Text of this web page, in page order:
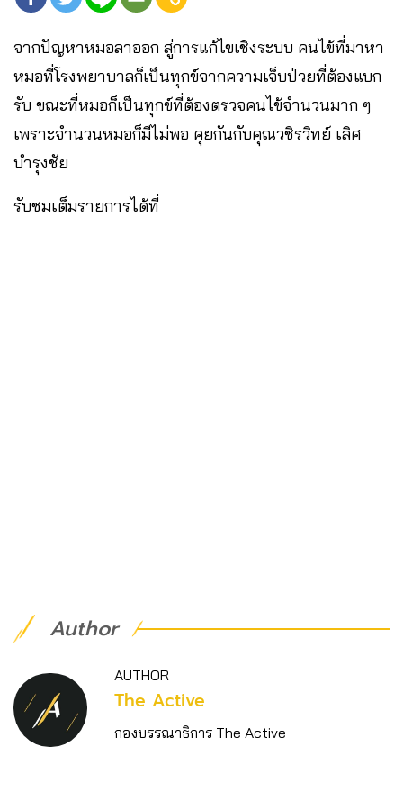
จากปัญหาหมอลาออก สู่การแก้ไขเชิงระบบ คนไข้ที่มาหา
หมอที่โรงพยาบาลก็เป็นทุกข์จากความเจ็บป่วยที่ต้องแบก
รับ ขณะที่หมอก็เป็นทุกข์ที่ต้องตรวจคนไข้จำนวนมาก ๆ
เพราะจำนวนหมอก็มีไม่พอ คุยกันกับคุณวชิรวิทย์ เลิศ
บำรุงชัย
รับชมเต็มรายการได้ที่
Author
AUTHOR
The Active
กองบรรณาธิการ The Active